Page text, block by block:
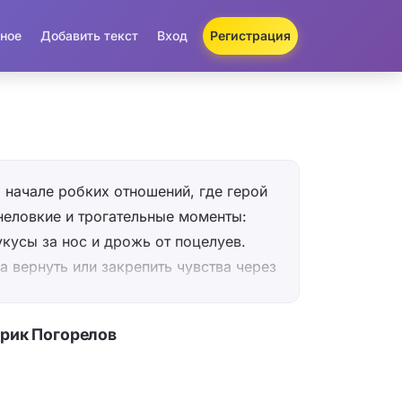
Добавить текст Вход Регистрация
начале робких отношений, где герой
и трогательные моменты:
за нос и дрожь от поцелуев.
или закрепить чувства через
Настроение одновременно
искреннее, с налётом
Погорелов